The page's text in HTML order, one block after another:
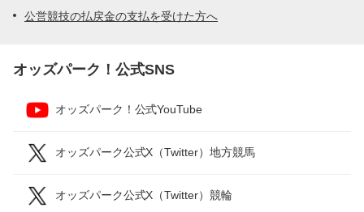
公営競技の払戻金の支払を受けた方へ
オッズパーク！公式SNS
オッズパーク！公式YouTube
オッズパーク公式X（Twitter）地方競馬
オッズパーク公式X（Twitter）競輪